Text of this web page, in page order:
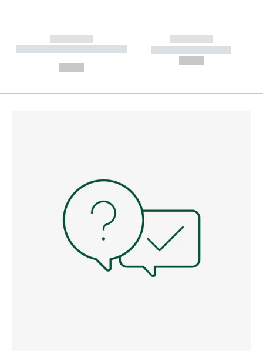
------------
----------- ----------- --------
------------
----------- -----------